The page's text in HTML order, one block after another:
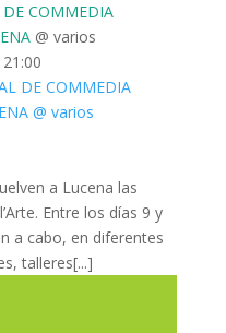
COMMEDIA
@ varios
a Lucena las
Entre los días 9 y
a cabo, en diferentes
talleres[...]